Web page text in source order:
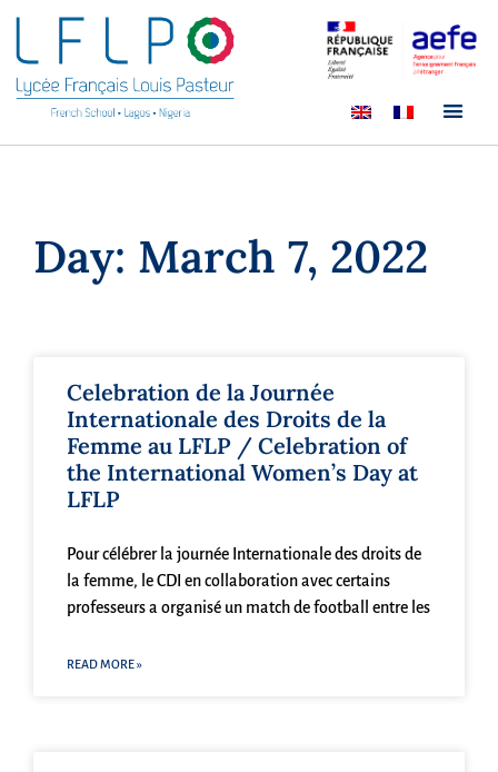
Day: March 7, 2022
Celebration de la Journée
Internationale des Droits de la
Femme au LFLP / Celebration of
the International Women’s Day at
LFLP
Pour célébrer la journée Internationale des droits de
la femme, le CDI en collaboration avec certains
professeurs a organisé un match de football entre les
READ MORE »